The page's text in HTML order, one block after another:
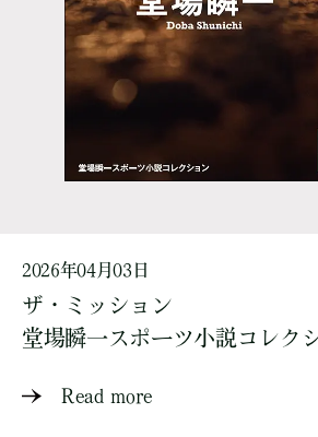
2026年04月03日
ザ・ミッション
堂場瞬一スポーツ小説コレク
Read more